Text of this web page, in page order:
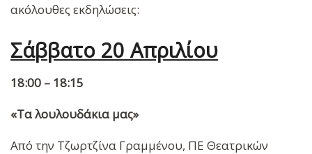
ακόλουθες εκδηλώσεις:
Σάββατο 20 Απριλίου
18:00 – 18:15
«Τα λουλουδάκια μας»
Από την Τζωρτζίνα Γραμμένου, ΠΕ Θεατρικών